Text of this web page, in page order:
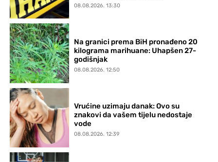
08.08.2026. 13:30
Na granici prema BiH pronađeno 20
kilograma marihuane: Uhapšen 27-
godišnjak
08.08.2026. 12:50
Vrućine uzimaju danak: Ovo su
znakovi da vašem tijelu nedostaje
vode
08.08.2026. 12:39